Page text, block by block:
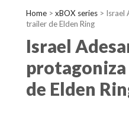
Home > xBOX series > Israel
trailer de Elden Ring
Israel
de Elden